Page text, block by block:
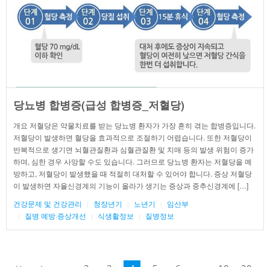
당뇨병 합병증(급성 합병증_저혈당)
개요 저혈당은 약물치료를 받는 당뇨병 환자가 가장 흔히 겪는 합병증입니다.
저혈당이 발생하면 혈당을 효과적으로 조절하기 어렵습니다. 또한 저혈당이
반복적으로 생기면 뇌혈관질환과 심혈관질환 및 치매 등의 발생 위험이 증가
하며, 심한 경우 사망할 수도 있습니다. 그러므로 당뇨병 환자는 저혈당을 예
방하고, 저혈당이 발생했을 때 적절히 대처할 수 있어야 합니다. 증상 저혈당
이 발생하면 자율신경계의 기능이 올라가 생기는 증상과 중추신경계에 […]
건강문제 및 건강관리
청장년기 노년기
임산부
질병 예방·증상개선
식생활정보 질병정보
페